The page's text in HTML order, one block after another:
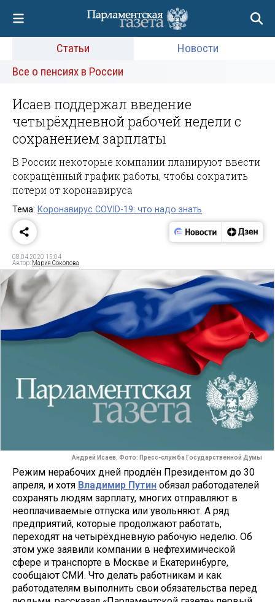
Статьи
Новости
Все о пенсиях в России
Исаев поддержал введение
четырёхдневной рабочей недели с
сохранением зарплаты
В России некоторые компании планируют ввести
сокращённый график работы, чтобы сократить
потери от коронавируса
Тема: Коронавирус COVID-19: что надо знать
08.04.2020 15:04
Автор: Мария Соколова
Андрей Исаев. Фото: Пресс-служба Государственной Думы
Режим нерабочих дней продлён Президентом до 30
апреля, и хотя Владимир Путин обязал работодателей
сохранять людям зарплату, многих отправляют в
неоплачиваемые отпуска или увольняют. А ряд
предприятий, которые продолжают работать,
переходят на четырёхдневную рабочую неделю. Об
этом уже заявили компании в нефтехимической
сфере и транспорте в Москве и Екатеринбурге,
сообщают СМИ. Что делать работникам и как
работодателям выполнить свои обязательства перед